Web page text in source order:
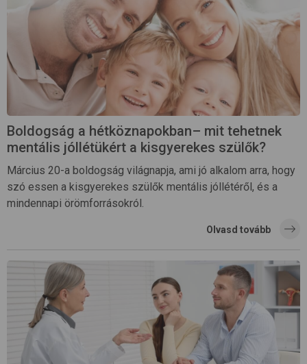
Boldogság a hétköznapokban– mit tehetnek
mentális jóllétükért a kisgyerekes szülők?
Március 20-a boldogság világnapja, ami jó alkalom arra, hogy
szó essen a kisgyerekes szülők mentális jóllétéről, és a
mindennapi örömforrásokról.
Olvasd tovább